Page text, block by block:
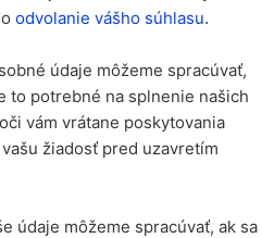
odvolanie vášho súhlasu.
údaje môžeme spracúvať,
to potrebné na splnenie našich
vám vrátane poskytovania
žiadosť pred uzavretím
údaje môžeme spracúvať, ak sa